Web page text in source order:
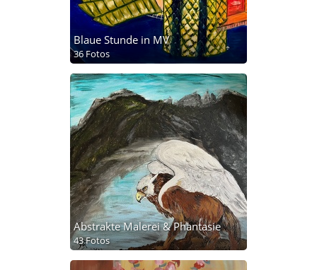
Blaue Stunde in MV
36 Fotos
Abstrakte Malerei & Phantasie
43 Fotos